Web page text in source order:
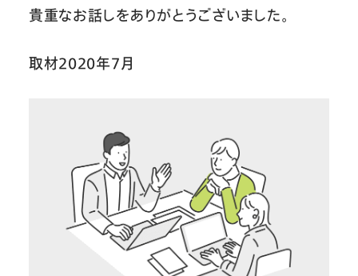
貴重なお話しをありがとうございました。
取材2020年7月‍